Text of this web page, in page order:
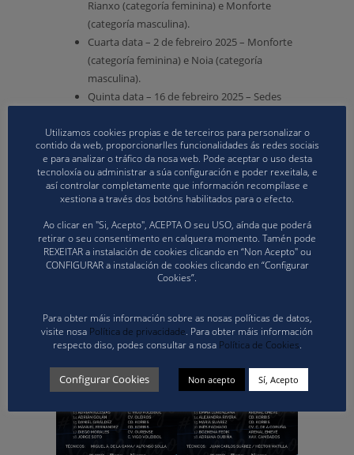
Rianxo (categoría feminina) e Monforte
(categoría masculina).
Cuarta data – 2 de febreiro 2025 – Monforte
(categoría feminina) e Noia (categoría
masculina).
Quinta data – 16 de febreiro 2025 – Sedes
Sexta data – 9 de marzo 2025 – Sedes por
confirmar.
Séptima data – 23 de marzo 2025 – Sedes
por confirmar.
seleccionados por cada categoría, que terán lugar
de 16:00 a 19:00 horas o vindeiro domingo 2 de
febreiro no Pavillón Municipal Alonso Rodríguez
(Noia) e Pavillón da Pinguela (Monforte).
Utilizamos cookies propias e de terceiros para personalizar o
contido da web, proporcionarlles funcionalidades ás redes sociais
e para analizar o tráfico da nosa web. Pode aceptar o uso desta
tecnoloxía ou administrar a súa configuración e poder rexeitala, e
así controlar completamente que información recompílase e
xestiona a través dos botóns habilitados para o efecto.
Ao clicar en "Si, Acepto", ACEPTA O seu USO, aínda que poderá
retirar o seu consentimento en calquera momento. Tamén pode
REXEITAR a instalación de cookies clicando en “Non Acepto" ou
CONFIGURAR a instalación de cookies clicando en “Configurar
Cookies”.
Para obter máis información sobre as nosas políticas de datos,
visite nosa Política de privacidade. Para obter máis información
respecto diso, podes consultar a nosa Política de Cookies.
Configurar Cookies Non acepto Sí, Acepto